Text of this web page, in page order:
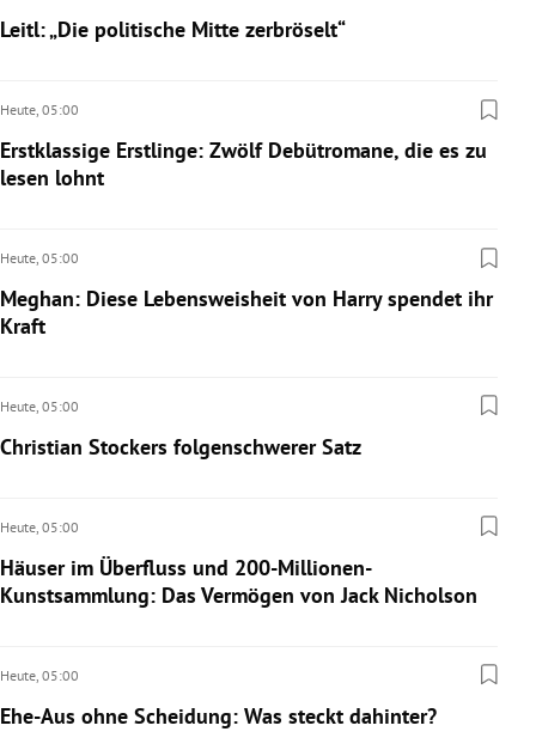
Leitl: „Die politische Mitte zerbröselt“
Heute, 05:00
Erstklassige Erstlinge: Zwölf Debütromane, die es zu
lesen lohnt
Heute, 05:00
Meghan: Diese Lebensweisheit von Harry spendet ihr
Kraft
Heute, 05:00
Christian Stockers folgenschwerer Satz
Heute, 05:00
Häuser im Überfluss und 200-Millionen-
Kunstsammlung: Das Vermögen von Jack Nicholson
Heute, 05:00
Ehe-Aus ohne Scheidung: Was steckt dahinter?